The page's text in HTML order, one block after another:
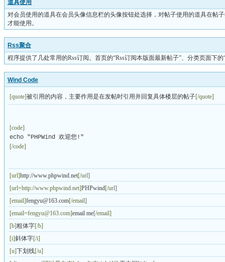
道具使用
对会员使用的道具在会员头像信息栏的头像按钮处选择，对帖子使用的道具在帖
才能使用。
Rss聚合
程序提供了几处常用的Rss订阅。首页的“Rss订阅本版面最新帖子”、分类页面下
Wind Code
[quote]被引用的内容，主要作用是在发帖时引用并回复具体楼层的帖子[/quote]
[code]
echo "PHPWind 欢迎您!"
[/code]
[url]http://www.phpwind.net[/url]
[url=http://www.phpwind.net]PHPwind[/url]
[email]fengyu@163.com[/email]
[email=fengyu@163.com]email me[/email]
[b]粗体字[/b]
[i]斜体字[/i]
[u]下划线[/u]